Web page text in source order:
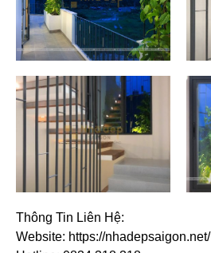
Thông Tin Liên Hệ:
Website: https://nhadepsaigon.net/